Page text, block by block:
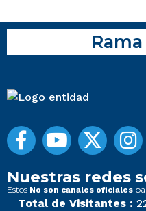
Nuestras redes
Estos No son canales oficiales
Total de Visitantes :